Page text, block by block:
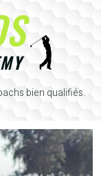
bien qualifiés.